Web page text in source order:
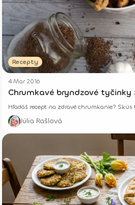
Recepty
4 Mar 2016
Chrumkavé bryndzové tyčinky
Hľadáš recept na zdravé chrumkanie?
Júlia Rašlová